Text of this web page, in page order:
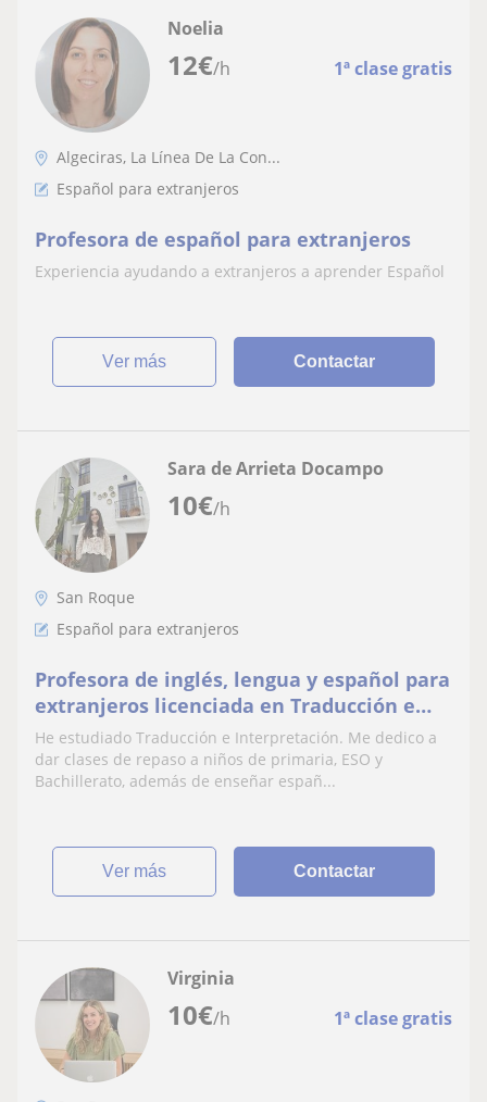
12€/h 1ª clase gratis
Noelia
Algeciras, La Línea De La Con...
Español para extranjeros
Profesora de español para extranjeros
Experiencia ayudando a extranjeros a aprender Español
ver más Contactar
10€/h
Sara de Arrieta Docampo
San Roque
Español para extranjeros
Profesora de inglés, lengua y español para
extranjeros licenciada en Traducción e
Interpretación.
He estudiado Traducción e Interpretación. Me dedico a
dar clases de repaso a niños de primaria, ESO y
Bachillerato, además de enseñar españ...
ver más Contactar
10€/h 1ª clase gratis
Virginia